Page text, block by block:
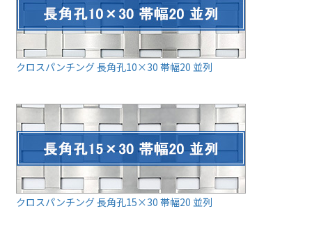
クロスパンチング 長角孔10×30 帯幅20 並列
クロスパンチング 長角孔15×30 帯幅20 並列